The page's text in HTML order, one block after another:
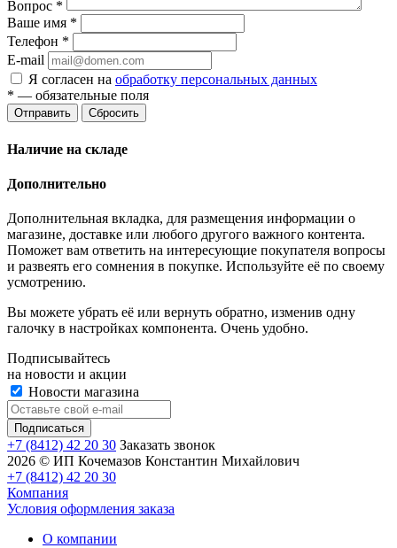
Вопрос *
Ваше имя *
Телефон *
E-mail
Я согласен на обработку персональных данных
* — обязательные поля
Отправить Сбросить
Наличие на складе
Дополнительно
Дополнительная вкладка, для размещения информации о
магазине, доставке или любого другого важного контента.
Поможет вам ответить на интересующие покупателя вопросы
и развеять его сомнения в покупке. Используйте её по своему
усмотрению.
Вы можете убрать её или вернуть обратно, изменив одну
галочку в настройках компонента. Очень удобно.
Подписывайтесь
на новости и акции
Новости магазина
+7 (8412) 42 20 30 Заказать звонок
2026 © ИП Кочемазов Константин Михайлович
+7 (8412) 42 20 30
Компания
Условия оформления заказа
О компании